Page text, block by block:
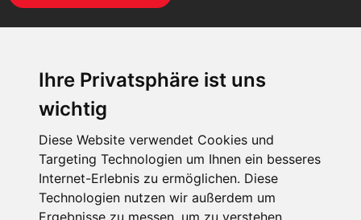
Ihre Privatsphäre ist uns
wichtig
Diese Website verwendet Cookies und
Targeting Technologien um Ihnen ein besseres
Internet-Erlebnis zu ermöglichen. Diese
Technologien nutzen wir außerdem um
Ergebnisse zu messen, um zu verstehen,
KIRCHE IN NOT -
Österreich
Weimarer Straße 104/3
1190 Wien
kin@kircheinnot.at